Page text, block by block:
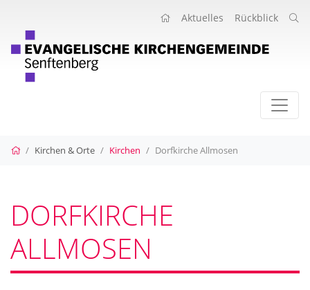
Aktuelles Rückblick
Startseite
Kirchen & Orte Kirchen Dorfkirche Allmosen
DORFKIRCHE
ALLMOSEN